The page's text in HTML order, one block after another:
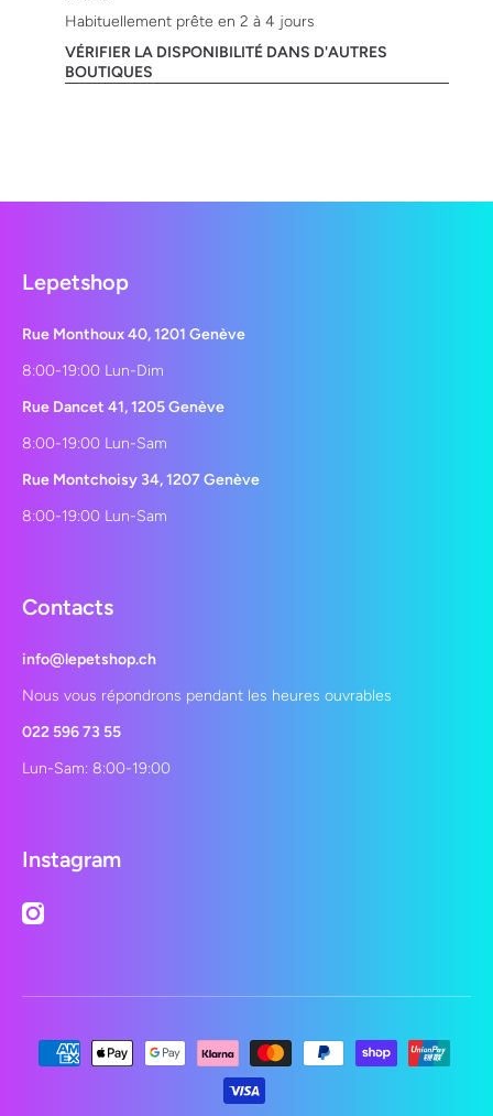
Habituellement prête en 2 à 4 jours
VÉRIFIER LA DISPONIBILITÉ DANS D'AUTRES
BOUTIQUES
Lepetshop
Rue Monthoux 40, 1201 Genève
8:00-19:00 Lun-Dim
Rue Dancet 41, 1205 Genève
8:00-19:00 Lun-Sam
Rue Montchoisy 34, 1207 Genève
8:00-19:00 Lun-Sam
Contacts
info@lepetshop.ch
Nous vous répondrons pendant les heures ouvrables
022 596 73 55
Lun-Sam: 8:00-19:00
Instagram
instagramcom/lepetshopch/
Moyens de paiement